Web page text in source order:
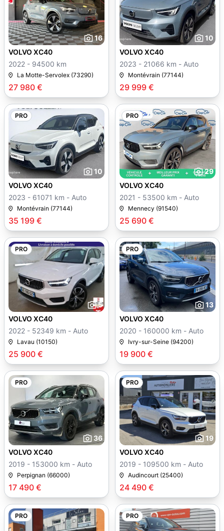
16
27 980 €
VOLVO XC40
2022 - 94500 km
La Motte-Servolex (73290)
10
29 999 €
VOLVO XC40
2023 - 21066 km - Auto
Montévrain (77144)
PRO
10
35 199 €
VOLVO XC40
2023 - 61071 km - Auto
Montévrain (77144)
PRO
29
25 690 €
VOLVO XC40
2021 - 53500 km - Auto
Mennecy (91540)
PRO
5
25 900 €
VOLVO XC40
2022 - 52349 km - Auto
Lavau (10150)
PRO
13
19 900 €
VOLVO XC40
2020 - 160000 km - Auto
Ivry-sur-Seine (94200)
PRO
36
17 490 €
VOLVO XC40
2019 - 153000 km - Auto
Perpignan (66000)
PRO
19
24 490 €
VOLVO XC40
2019 - 109500 km - Auto
Audincourt (25400)
PRO PRO